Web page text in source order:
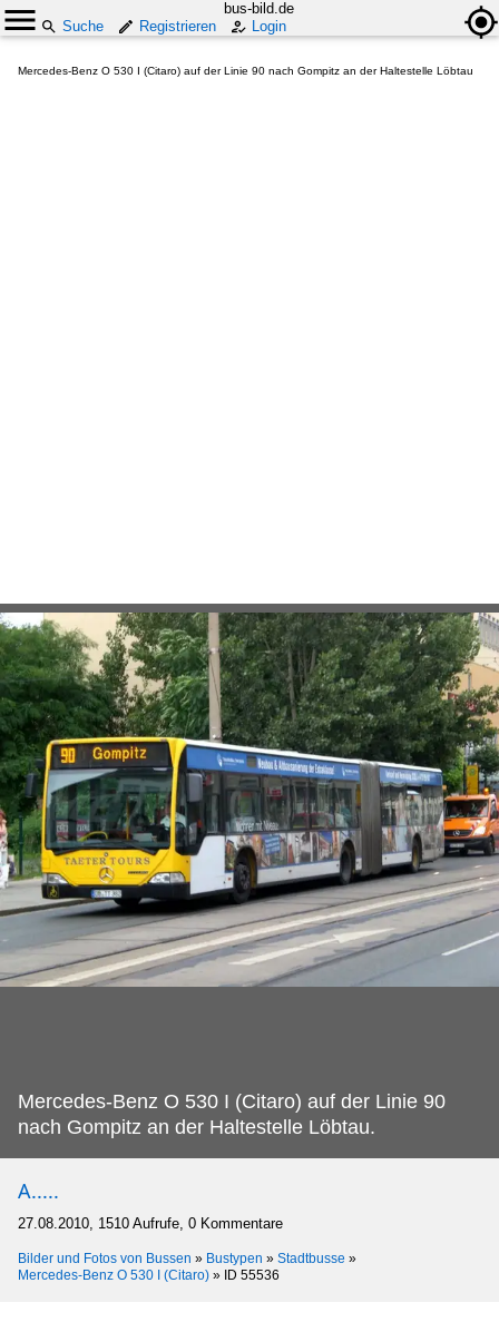
bus-bild.de
Suche
Registrieren Login
Mercedes-Benz O 530 I (Citaro) auf der Linie 90 nach Gompitz an der Haltestelle Löbtau
Mercedes-Benz O 530 I (Citaro) auf der Linie 90
nach Gompitz an der Haltestelle Löbtau.
A.....
27.08.2010, 1510 Aufrufe, 0 Kommentare
Bilder und Fotos von Bussen » Bustypen » Stadtbusse »
Mercedes-Benz O 530 I (Citaro) » ID 55536